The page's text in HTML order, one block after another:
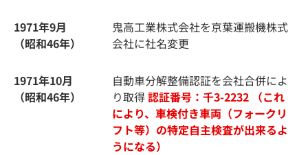
1971年9月
（昭和46年）
鬼高工業株式会社を京葉運搬機株式
会社に社名変更
1971年10月
（昭和46年）
自動車分解整備認証を会社合併によ
り取得認証番号：千3-2232 （これ
により、車検付き車両（フォークリ
フト等）の特定自主検査が出来るよ
うになる）